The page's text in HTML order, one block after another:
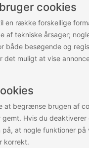
cookies
en række forskellige
af tekniske årsager;
både besøgende og
det muligt at vise
at begrænse brugen af
Hvis du deaktiverer
at nogle funktioner på
korrekt.